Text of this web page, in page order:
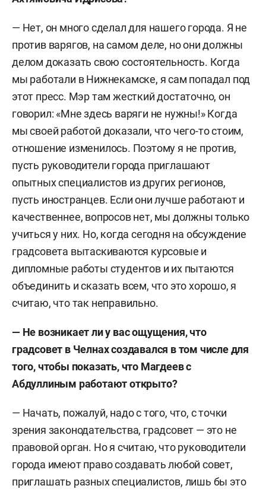
— Нет, он много сделал для нашего города. Я не
против варягов, на самом деле, но они должны
делом доказать свою состоятельность. Когда
мы работали в Нижнекамске, я сам попадал под
этот пресс. Мэр там жесткий достаточно, он
говорил: «Мне здесь варяги не нужны!» Когда
мы своей работой доказали, что чего-то стоим,
отношение изменилось. Поэтому я не против,
пусть руководители города приглашают
опытных специалистов из других регионов,
пусть иностранцев. Если они лучше работают и
качественнее, вопросов нет, мы должны только
учиться у них. Но, когда сегодня на обсуждение
градсовета вытаскиваются курсовые и
дипломные работы студентов и их пытаются
объединить и сказать всем, что это хорошо, я
считаю, что так неправильно.
— Не возникает ли у вас ощущения, что
градсовет в Челнах создавался в том числе для
того, чтобы показать, что Магдеев с
Абдуллиным работают открыто?
— Начать, пожалуй, надо с того, что, с точки
зрения законодательства, градсовет — это не
правовой орган. Но я считаю, что руководители
города имеют право создавать любой совет,
приглашать разных специалистов, лишь бы это